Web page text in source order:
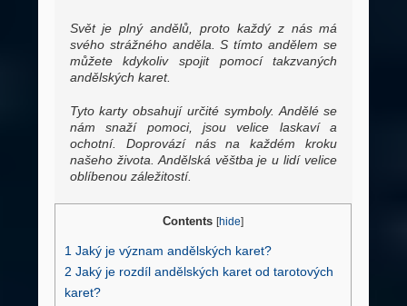
Svět je plný andělů, proto každý z nás má
svého strážného anděla. S tímto andělem se
můžete kdykoliv spojit pomocí takzvaných
andělských karet.
Tyto karty obsahují určité symboly. Andělé se
nám snaží pomoci, jsou velice laskaví a
ochotní. Doprovází nás na každém kroku
našeho života. Andělská věštba je u lidí velice
oblíbenou záležitostí.
Contents [hide]
1 Jaký je význam andělských karet?
2 Jaký je rozdíl andělských karet od tarotových
karet?